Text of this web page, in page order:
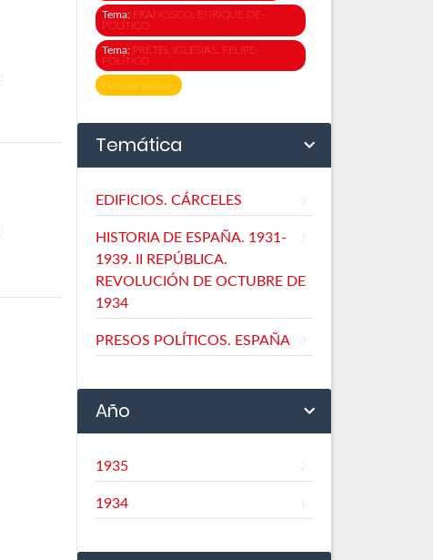
Tema: FRANCISCO, ENRIQUE DE-
POLÍTICO
Tema: PRETEL IGLESIAS, FELIPE-
POLÍTICO
Eliminar todos
Temática
3
EDIFICIOS. CÁRCELES
3
HISTORIA DE ESPAÑA. 1931-
1939. II REPÚBLICA.
REVOLUCIÓN DE OCTUBRE DE
1934
3
PRESOS POLÍTICOS. ESPAÑA
Año
1935
1
1934